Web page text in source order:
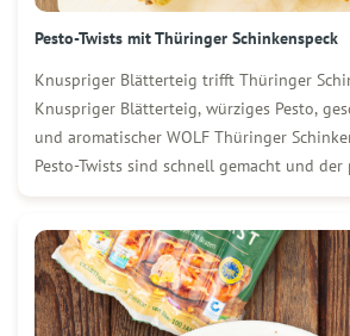
Pesto-Twists mit Thüringer Schinkenspeck
Knuspriger Blätterteig trifft Thüringer
Knuspriger Blätterteig, würziges Pesto,
und aromatischer WOLF Thüringer
Pesto-Twists sind schnell gemacht und der
genauso lecker wie kalt. Zutaten […]